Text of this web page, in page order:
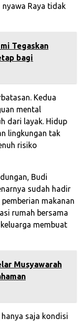
nyawa Raya tidak
Tegaskan
bagi
Kedua
mental
dari layak. Hidup
lingkungan tak
risiko
Budi
sudah hadir
makanan
rumah bersama
membuat
Musyawarah
saja kondisi